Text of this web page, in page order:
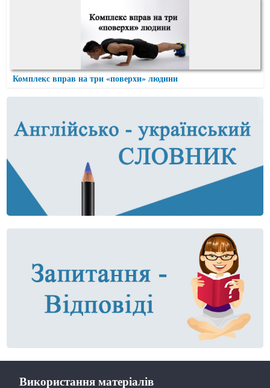
Комплекс вправ на три «поверхи» людини
Використання матеріалів